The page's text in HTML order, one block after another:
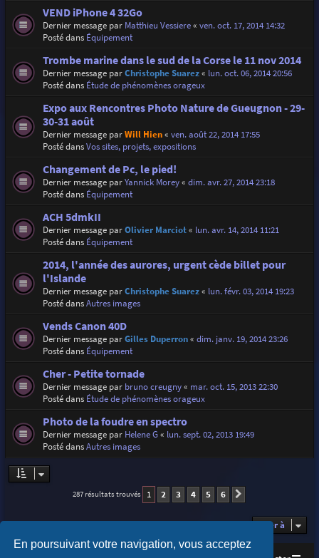
En poursuivant votre navigation, vous acceptez
VEND iPhone 4 32Go
Dernier message par Matthieu Vessiere« ven. oct. 17, 2014 14:32
Posté dans Équipement
Trombe marine dans le sud de la Corse le 11 nov 2014
Dernier message parChristophe Suarez« lun. oct. 06, 2014 20:56
Posté dans Étude de phénomènes orageux
Expo aux Rencontres Photo Nature de Gueugnon - 29-
30-31 août
Dernier message parWill Hien« ven. août 22, 2014 17:55
Posté dansVos sites, projets, expositions
Changement de Pc, le pied!
Dernier message parYannick Morey« dim. avr. 27, 2014 23:18
Posté dans Équipement
ACH 5dmkII
Dernier message parOlivier Marciot« lun. avr. 14, 2014 11:21
Posté dans Équipement
2014, l'année des aurores, urgent cède billet pour
l'Islande
Dernier message parChristophe Suarez« lun. févr. 03, 2014 19:23
Posté dansAutres images
Vends Canon 40D
Dernier message parGilles Duperron« dim. janv. 19, 2014 23:26
Posté dans Équipement
Cher - Petite tornade
Dernier message par bruno creugny« mar. oct. 15, 2013 22:30
Posté dans Étude de phénomènes orageux
Photo de la foudre en spectro
Dernier message par Helene G« lun. sept. 02, 2013 19:49
Posté dansAutres images
287 résultats trouvés 1 2 3 4 5 6
Aller à